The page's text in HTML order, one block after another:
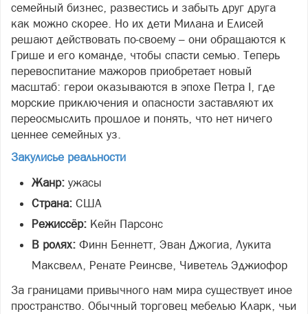
семейный бизнес, развестись и забыть друг друга
как можно скорее. Но их дети Милана и Елисей
решают действовать по‑своему – они обращаются к
Грише и его команде, чтобы спасти семью. Теперь
перевоспитание мажоров приобретает новый
масштаб: герои оказываются в эпохе Петра I, где
морские приключения и опасности заставляют их
переосмыслить прошлое и понять, что нет ничего
ценнее семейных уз.
Закулисье реальности
Жанр: ужасы
Страна: США
Режиссёр: Кейн Парсонс
В ролях: Финн Беннетт, Эван Джогиа, Лукита
Максвелл, Ренате Реинсве, Чиветель Эджиофор
За границами привычного нам мира существует иное
пространство. Обычный торговец мебелью Кларк, чьи